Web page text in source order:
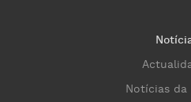
Notícias da